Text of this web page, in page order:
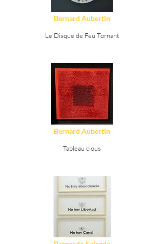
Bernard Aubertin
Le Disque de Feu Tornant
Ver Detalles
Bernard Aubertin
Tableau clous
Ver Detalles